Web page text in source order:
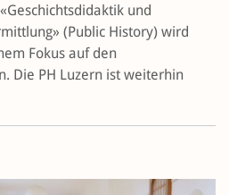
und
(Public History) wird
Fokus auf den
Die PH Luzern ist weiterhin